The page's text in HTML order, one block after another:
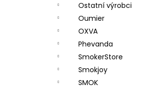
Ostatní výrobci
Oumier
OXVA
Phevanda
SmokerStore
Smokjoy
SMOK